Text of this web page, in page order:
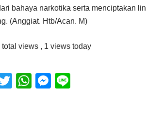
bahaya narkotika serta menciptakan
(Anggiat. Htb/Acan. M)
total views , 1 views today
T
W M